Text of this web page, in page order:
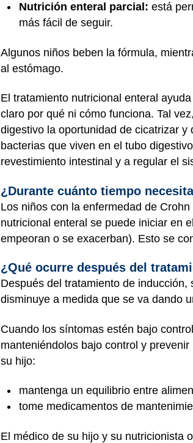
Nutrición enteral parcial: está
más fácil de seguir.
Algunos niños beben la fórmula,
al estómago.
El tratamiento nutricional enteral
claro por qué ni cómo funciona. Tal
digestivo la oportunidad de cicatrizar
bacterias que viven en el tubo
revestimiento intestinal y a regular el
¿Durante cuánto tiempo
Los niños con la enfermedad de
nutricional enteral se puede iniciar en
empeoran o se exacerban). Esto se
¿Qué ocurre después del
Después del tratamiento de
disminuye a medida que se va dando
Cuando los síntomas estén bajo
manteniéndolos bajo control y
su hijo:
mantenga un equilibrio entre
tome medicamentos de
El médico de su hijo y su nutricionista